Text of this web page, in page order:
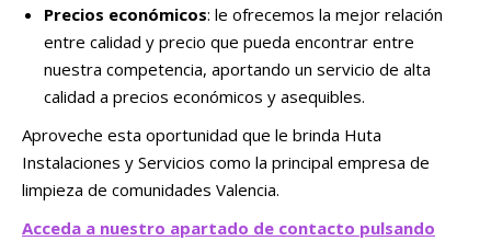
Precios económicos: le ofrecemos la mejor relación
entre calidad y precio que pueda encontrar entre
nuestra competencia, aportando un servicio de alta
calidad a precios económicos y asequibles.
Aproveche esta oportunidad que le brinda Huta
Instalaciones y Servicios como la principal empresa de
limpieza de comunidades Valencia.
Acceda a nuestro apartado de contacto pulsando